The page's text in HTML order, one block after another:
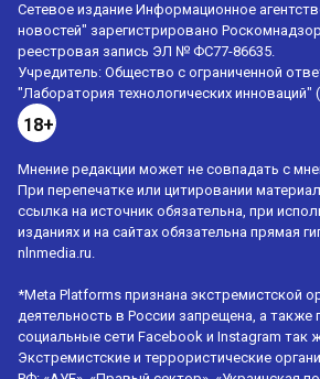
Сетевое издание Информационное
новостей" зарегистрировано
реестровая запись ЭЛ № ФС77-86635.
Учредитель: Общество с ограниченной
"Лаборатория технологических инноваций"
18+
Мнение редакции может не совпадать с
При перепечатке или цитировании
ссылка на источник обязательна, при
изданиях и на сайтах обязательна прямая
nlnmedia.ru.
*Meta Platforms признана экстремистской
деятельность в России запрещена, а
социальные сети Facebook и Instagram так
Экстремистские и террористические